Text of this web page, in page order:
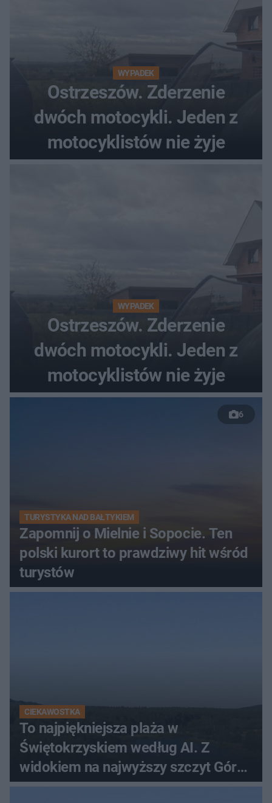
WYPADEK
Ostrzeszów. Zderzenie
dwóch motocykli. Jeden z
motocyklistów nie żyje
WYPADEK
Ostrzeszów. Zderzenie
dwóch motocykli. Jeden z
motocyklistów nie żyje
6
TURYSTYKA NAD BAŁTYKIEM
Zapomnij o Mielnie i Sopocie. Ten
polski kurort to prawdziwy hit wśród
turystów
CIEKAWOSTKA
To najpiękniejsza plaża w
Świętokrzyskiem według AI. Z
widokiem na najwyższy szczyt Gór
Świętokrzyskich